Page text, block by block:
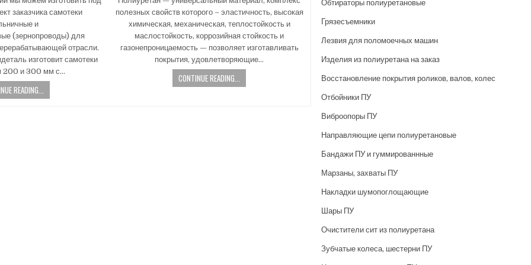
заказчика самотеки
и
(зернопроводы) для
отрасли.
изготовит самотеки
200 и 300 мм с…
READING...
d
i
n
полезных свойств которого – эластичность, высокая
химическая, механическая, теплостойкость и
маслостойкость, коррозийная стойкость и
газонепроницаемость — позволяет изготавливать
покрытия, удовлетворяющие…
CONTINUE READING...
Обтираторы полиуретановые
Грязесъемники
Лезвия для поломоечных машин
Изделия из полиуретана на заказ
Восстановление покрытия роликов, валов, колес
Отбойники ПУ
Виброопоры ПУ
Направляющие цепи полиуретановые
Бандажи ПУ и гуммированнные
Марзаны, захваты ПУ
Накладки шумопоглощающие
Шары ПУ
Очистители сит из полиуретана
Зубчатые колеса, шестерни ПУ